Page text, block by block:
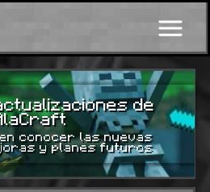
de
conocer las nuevas
y planes futuros